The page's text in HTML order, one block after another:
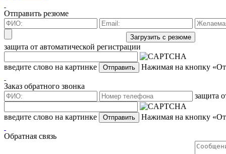
Отправить резюме
защита от автоматической регистрации
введите слово на картинке Нажимая на кнопку
Заказ обратного звонка
защита
введите слово на картинке Нажимая на кнопку
Обратная связь